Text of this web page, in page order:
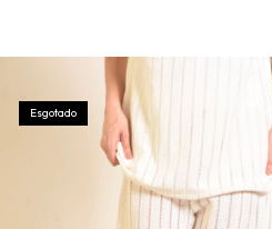
Esgotado